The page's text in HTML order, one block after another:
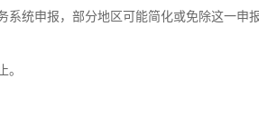
系统申报，部分地区可能简化或免除这一申
。